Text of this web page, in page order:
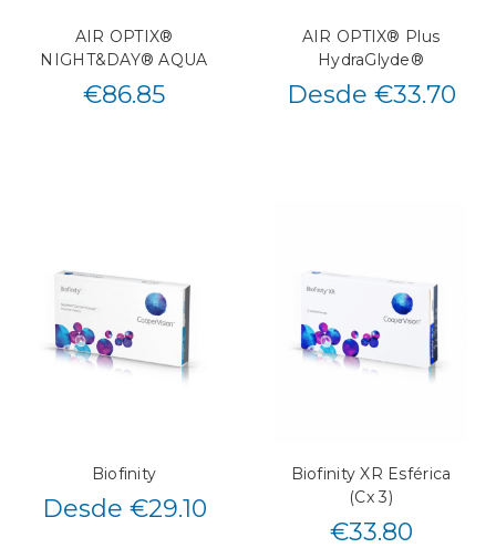
AIR OPTIX®
NIGHT&DAY® AQUA
€86.85
AIR OPTIX® Plus
HydraGlyde®
Desde €33.70
Biofinity
Desde €29.10
Biofinity XR Esférica
(Cx 3)
€33.80